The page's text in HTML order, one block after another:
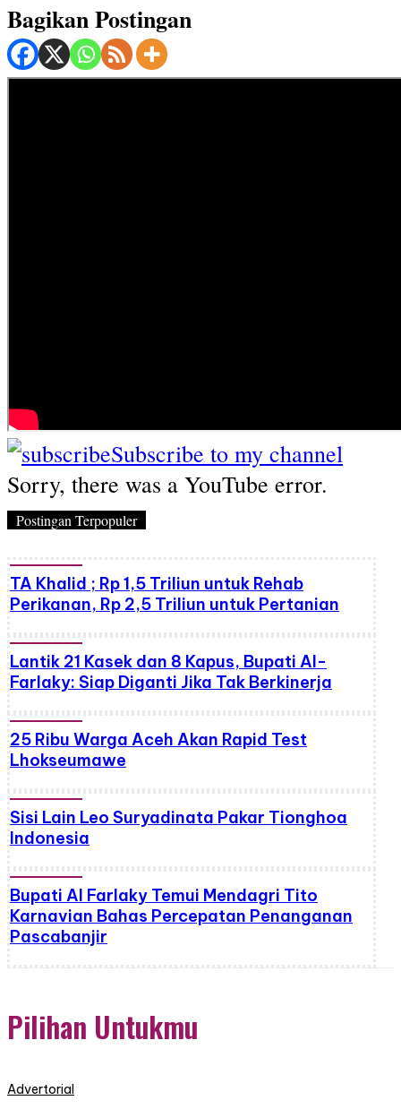
Bagikan Postingan
Subscribe to my channel
Sorry, there was a YouTube error.
Postingan Terpopuler
TA Khalid ; Rp 1,5 Triliun untuk Rehab
Perikanan, Rp 2,5 Triliun untuk Pertanian
Lantik 21 Kasek dan 8 Kapus, Bupati Al-
Farlaky: Siap Diganti Jika Tak Berkinerja
25 Ribu Warga Aceh Akan Rapid Test
Lhokseumawe
Sisi Lain Leo Suryadinata Pakar Tionghoa
Indonesia
Bupati Al Farlaky Temui Mendagri Tito
Karnavian Bahas Percepatan Penanganan
Pascabanjir
Pilihan Untukmu
Advertorial